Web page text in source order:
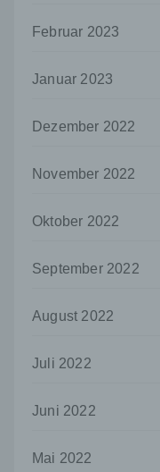
Februar 2023
Januar 2023
Dezember 2022
November 2022
Oktober 2022
September 2022
August 2022
Juli 2022
Juni 2022
Mai 2022
Empfänger
offengelegt
bestimmten
Dritter ist
Einwilligung